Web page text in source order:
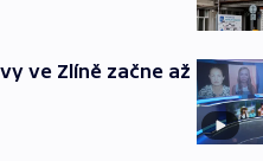
ve Zlíně začne až